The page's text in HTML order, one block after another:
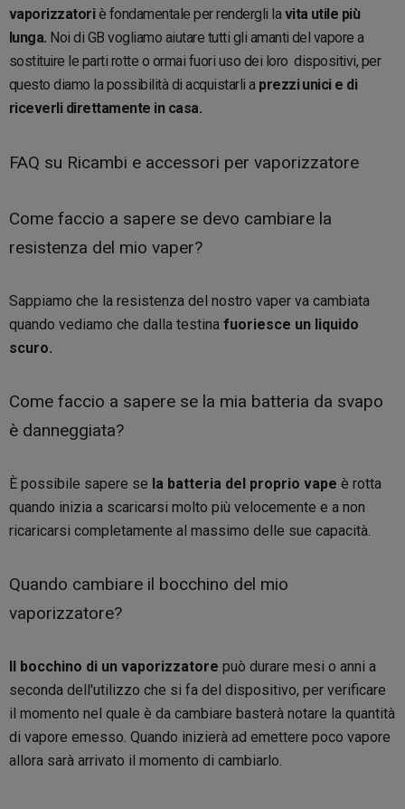
vaporizzatoriè fondamentale per rendergli lavita utile più
lunga. Noi di GB vogliamo aiutare tutti gli amanti del vapore a
sostituire le parti rotte o ormai fuori uso dei loro dispositivi, per
questo diamo la possibilità di acquistarli aprezzi unici e di
riceverli direttamente in casa.
FAQ su Ricambi e accessori per vaporizzatore
Come faccio a sapere se devo cambiare la
resistenza del mio vaper?
Sappiamo che la resistenza del nostro vaper va cambiata
quando vediamo che dalla testina fuoriesce un liquido
scuro.
Come faccio a sapere se la mia batteria da svapo
è danneggiata?
È possibile sapere se la batteria del proprio vape è rotta
quando inizia a scaricarsi molto più velocemente e a non
ricaricarsi completamente al massimo delle sue capacità.
Quando cambiare il bocchino del mio
vaporizzatore?
Il bocchino di un vaporizzatore può durare mesi o anni a
seconda dell'utilizzo che si fa del dispositivo, per verificare
il momento nel quale è da cambiare basterà notare la quantità
di vapore emesso. Quando inizierà ad emettere poco vapore
allora sarà arrivato il momento di cambiarlo.